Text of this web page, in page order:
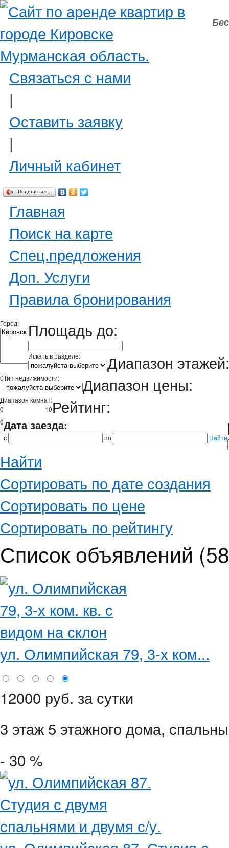
Связаться с нами
|
Оставить заявку
|
Личный кабинет
Поделиться…
Главная
Поиск на карте
Спец.предложения
Доп. Услуги
Правила бронирования
Город: Площадь до:
Искать в разделе: Диапазон этажей:
0Тип недвижимости: Диапазон цены:
Диапазон комнат:
0
10Рейтинг:
0Дата заезда:
с по Найти
Найти
Сортировать по дате создания
Сортировать по цене
Сортировать по рейтингу
Список объявлений
ул. Олимпийская 79, 3-х ком...
12000 руб. за сутки
3 этаж 5 этажного дома,
- 30 %